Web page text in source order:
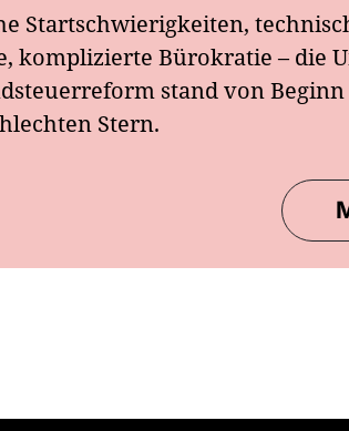
Startschwierigkeiten,
komplizierte Bürokratie – die
stand von
Stern.